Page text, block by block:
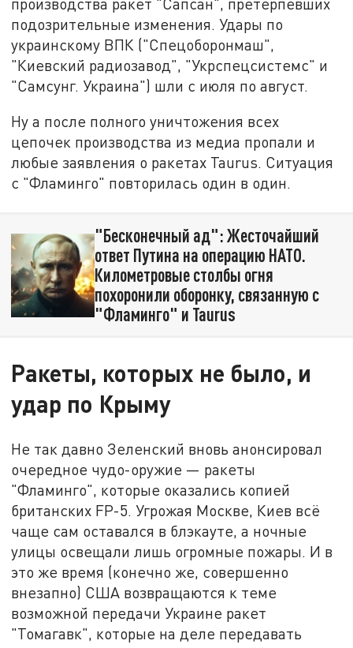
подозрительные изменения. Удары по
украинскому ВПК ("Спецоборонмаш",
"Киевский радиозавод", "Укрспецсистемс" и
"Самсунг. Украина") шли с июля по август.
Ну а после полного уничтожения всех
цепочек производства из медиа пропали и
любые заявления о ракетах Taurus. Ситуация
с "Фламинго" повторилась один в один.
"Бесконечный ад": Жесточайший
ответ Путина на операцию НАТО.
Километровые столбы огня
похоронили оборонку, связанную с
"Фламинго" и Taurus
Ракеты, которых не было, и
удар по Крыму
Не так давно Зеленский вновь анонсировал
очередное чудо-оружие — ракеты
"Фламинго", которые оказались копией
британских FP-5. Угрожая Москве, Киев всё
чаще сам оставался в блэкауте, а ночные
улицы освещали лишь огромные пожары. И в
это же время (конечно же, совершенно
внезапно) США возвращаются к теме
возможной передачи Украине ракет
"Томагавк", которые на деле передавать